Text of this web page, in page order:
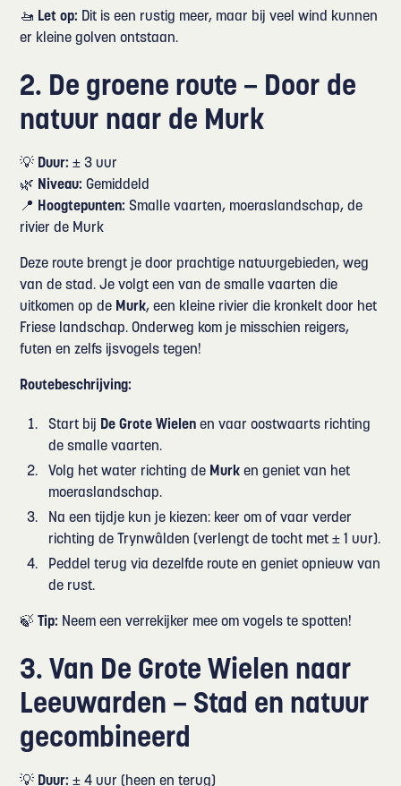
🚤 Let op: Dit is een rustig meer, maar bij veel wind kunnen
er kleine golven ontstaan.
2. De groene route – Door de
natuur naar de Murk
💡 Duur: ± 3 uur
🌿 Niveau: Gemiddeld
📍 Hoogtepunten: Smalle vaarten, moeraslandschap, de
rivier de Murk
Deze route brengt je door prachtige natuurgebieden, weg
van de stad. Je volgt een van de smalle vaarten die
uitkomen op de Murk, een kleine rivier die kronkelt door het
Friese landschap. Onderweg kom je misschien reigers,
futen en zelfs ijsvogels tegen!
Routebeschrijving:
Start bij De Grote Wielen en vaar oostwaarts richting
de smalle vaarten.
Volg het water richting de Murk en geniet van het
moeraslandschap.
Na een tijdje kun je kiezen: keer om of vaar verder
richting de Trynwâlden (verlengt de tocht met ± 1 uur).
Peddel terug via dezelfde route en geniet opnieuw van
de rust.
🍃 Tip: Neem een verrekijker mee om vogels te spotten!
3. Van De Grote Wielen naar
Leeuwarden – Stad en natuur
gecombineerd
💡 Duur: ± 4 uur (heen en terug)